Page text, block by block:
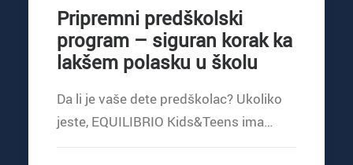
Pripremni predškolski
program – siguran korak ka
lakšem polasku u školu
Da li je vaše dete predškolac? Ukoliko
jeste, EQUILIBRIO Kids&Teens ima…